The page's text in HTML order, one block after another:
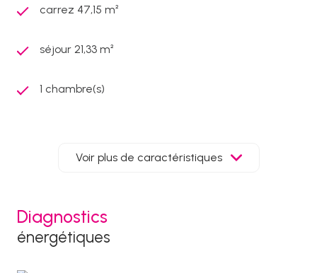
carrez 47,15 m²
séjour 21,33 m²
1 chambre(s)
construit en 2012
cuisine américaine (équipée)
1 garage(s)
Voir plus de caractéristiques
Diagnostics
énergétiques